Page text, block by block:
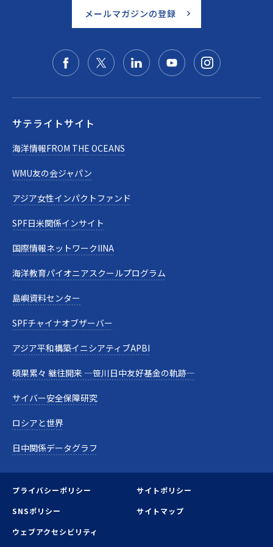
メールマガジンの登録
サテライトサイト
海洋情報FROM THE OCEANS
WMU友の会ジャパン
アジア女性インパクトファンド
SPF日米関係インサイト
国際情報ネットワークIINA
海洋教育パイオニアスクールプログラム
島嶼資料センター
SPFチャイナオブザーバー
アジア平和構築イニシアティブAPBI
碩果累々 継往開来 —笹川日中友好基金の軌跡—
サイバー安全保障研究
ロシアと世界
日中関係データグラフ
プライバシーポリシー
サイトポリシー
SNSポリシー
サイトマップ
ウェブアクセシビリティ